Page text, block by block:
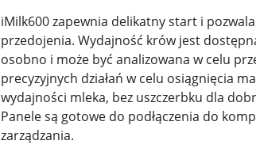
iMilk600 zapewnia delikatny start i
przedojenia. Wydajność krów jest
osobno i może być analizowana w celu
precyzyjnych działań w celu osiągnięcia
wydajności mleka, bez uszczerbku dla
Panele są gotowe do podłączenia do
zarządzania.